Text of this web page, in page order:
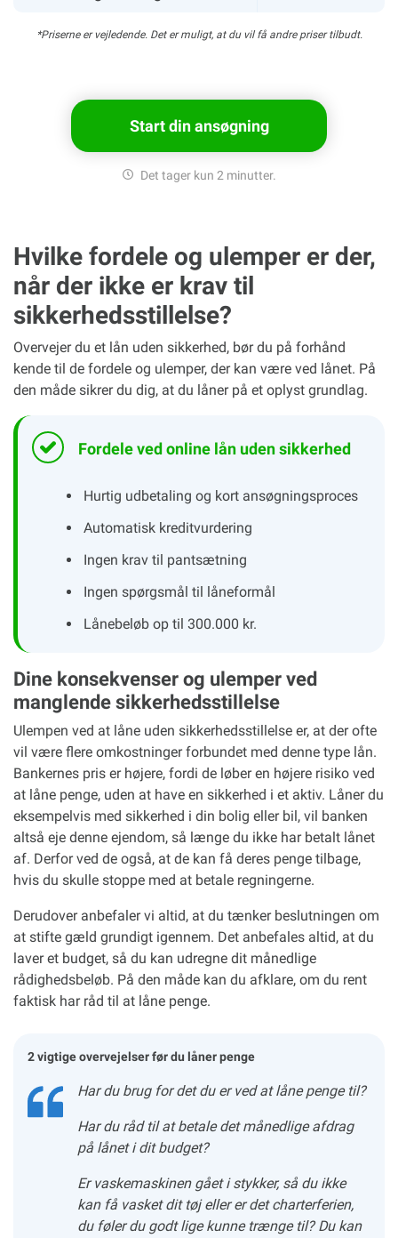
*Priserne er vejledende. Det er muligt, at du vil få andre priser tilbudt.
Start din ansøgning
Det tager kun 2 minutter.
Hvilke fordele og ulemper er der,
når der ikke er krav til
sikkerhedsstillelse?
Overvejer du et lån uden sikkerhed, bør du på forhånd
kende til de fordele og ulemper, der kan være ved lånet. På
den måde sikrer du dig, at du låner på et oplyst grundlag.
Fordele ved online lån uden sikkerhed
Hurtig udbetaling og kort ansøgningsproces
Automatisk kreditvurdering
Ingen krav til pantsætning
Ingen spørgsmål til låneformål
Lånebeløb op til 300.000 kr.
Dine konsekvenser og ulemper ved
manglende sikkerhedsstillelse
Ulempen ved at låne uden sikkerhedsstillelse er, at der ofte
vil være flere omkostninger forbundet med denne type lån.
Bankernes pris er højere, fordi de løber en højere risiko ved
at låne penge, uden at have en sikkerhed i et aktiv. Låner du
eksempelvis med sikkerhed i din bolig eller bil, vil banken
altså eje denne ejendom, så længe du ikke har betalt lånet
af. Derfor ved de også, at de kan få deres penge tilbage,
hvis du skulle stoppe med at betale regningerne.
Derudover anbefaler vi altid, at du tænker beslutningen om
at stifte gæld grundigt igennem. Det anbefales altid, at du
laver et budget, så du kan udregne dit månedlige
rådighedsbeløb. På den måde kan du afklare, om du rent
faktisk har råd til at låne penge.
2 vigtige overvejelser før du låner penge
Har du brug for det du er ved at låne penge til?
Har du råd til at betale det månedlige afdrag
på lånet i dit budget?
Er vaskemaskinen gået i stykker, så du ikke
kan få vasket dit tøj eller er det charterferien,
du føler du godt lige kunne trænge til? Du kan